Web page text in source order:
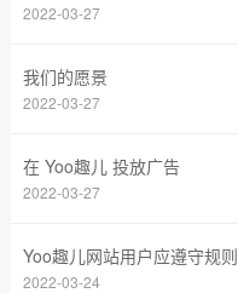
2022-03-27
我们的愿景
2022-03-27
在 Yoo趣儿 投放广告
2022-03-27
Yoo趣儿网站用户应遵守规则
2022-03-24